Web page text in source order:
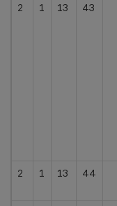
2 1 13 43
2 1 13 44